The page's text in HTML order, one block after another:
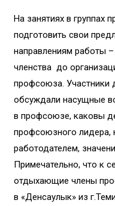
На занятиях в
подготовить свои
направлениям работы
членства до
профсоюза. Участники
обсуждали насущные
в профсоюзе, каковы
профсоюзного лидера,
работодателем,
Примечательно, что к
отдыхающие члены
в «Денсаулык» из